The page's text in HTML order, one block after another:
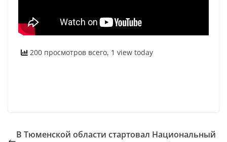
200 просмотров всего, 1 view today
В Тюменской области стартовал Национальный